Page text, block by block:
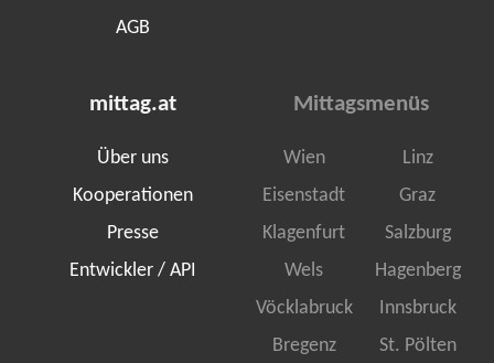
AGB
mittag.at
Über uns
Kooperationen
Presse
Entwickler / API
Mittagsmenüs
Wien
Linz
Eisenstadt
Graz
Klagenfurt
Salzburg
Wels
Hagenberg
Vöcklabruck
Innsbruck
Bregenz
St. Pölten